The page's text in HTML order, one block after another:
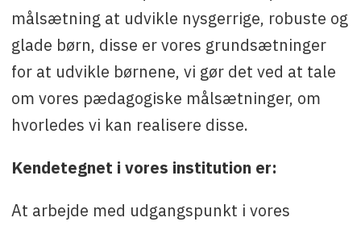
målsætning at udvikle nysgerrige, robuste og
glade børn, disse er vores grundsætninger
for at udvikle børnene, vi gør det ved at tale
om vores pædagogiske målsætninger, om
hvorledes vi kan realisere disse.
Kendetegnet i vores institution er:
At arbejde med udgangspunkt i vores